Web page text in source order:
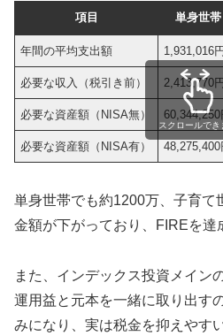
項目 単身世帯
年間の平均支出額 1,931,016円
必要な収入（税引き前） 2,413,770円
必要な資産額（NISA無） 60,344,250
必要な資産額（NISA有） 48,275,400
スクロールでき
単身世帯でも約1200万、子育て
金額が下がっており、FIREを達
また、インデックス投資メイン
運用益と元本を一緒に取り出す
みになり、実は税金を抑えやす